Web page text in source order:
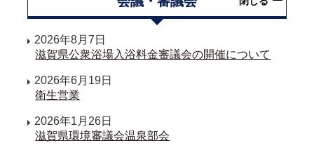
2026年8月7日
滋賀県公衆浴場入浴料金審議会の開催について
2026年6月19日
衛生営業
2026年1月26日
滋賀県環境審議会温泉部会